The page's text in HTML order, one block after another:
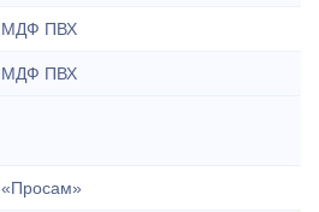
МДФ ПВХ
МДФ ПВХ
«Просам»